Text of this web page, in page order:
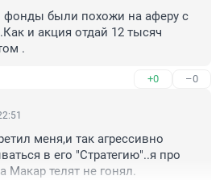
фонды были похожи на аферу с
и акция отдай 12 тысяч
.
+0 –0
меня,и так агрессивно
в его "Стратегию"..я про
Макар телят не гонял.